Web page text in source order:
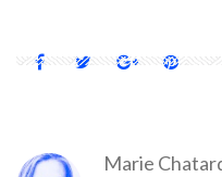
Marie